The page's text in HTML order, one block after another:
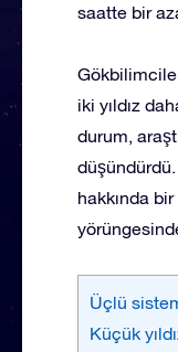
saatte bir
iki yıldız
durum,
hakkında
Üçlü
Küçük